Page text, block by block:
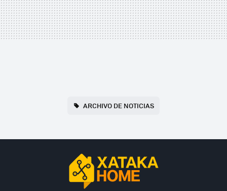
ARCHIVO DE NOTICIAS